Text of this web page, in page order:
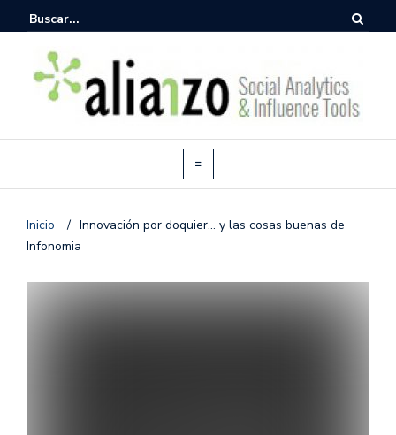
Inicio / Innovación por doquier… y las cosas buenas de
Infonomia